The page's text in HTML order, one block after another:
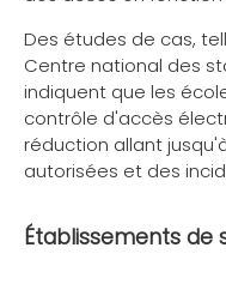
Des études de cas,
Centre national des
indiquent que les
contrôle d'accès
réduction allant
autorisées et des
Établissements de